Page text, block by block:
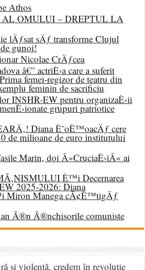
Athos
OMULUI – DREPTUL LA
lÄƒsat sÄƒ transforme Clujul
gunoi!
Nicolae CrÄƒcea
â€” actriÈ›a care a suferit
femei-regizor de teatru din
feminin de sacrificiu
INSHR-EW pentru organizaÈ›ii
grupuri patriotice
Diana È˜oÈ™oacÄƒ cere
de milioane de euro institutului
Marin, doi Â»CruciaÈ›iÂ« ai
È™i Decernarea
2025-2026: Diana
Miron Manega cÃ¢È™tigÄƒ
Ã®n Ã®nchisorile comuniste
și violență, credem în revoluție